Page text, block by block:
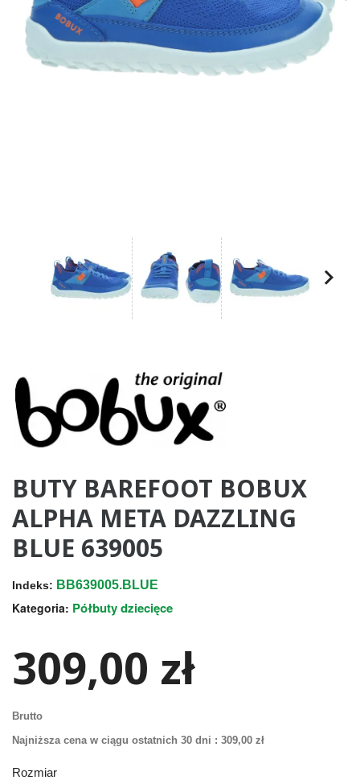
BUTY BAREFOOT BOBUX
ALPHA META DAZZLING
BLUE 639005
Indeks: BB639005.BLUE
Kategoria: Półbuty dziecięce
309,00 zł
Brutto
Najniższa cena w ciągu ostatnich 30 dni : 309,00 zł
Rozmiar